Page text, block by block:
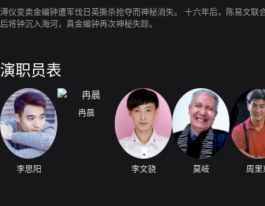
溥仪变卖金编钟遭军伐日英撕杀抢夺而神秘消失。 十六年后，陈易文
后将钟沉入海河，真金编钟再次神秘失踪。
演职员表
李思阳
冉晨
李文骁 莫岐 周里